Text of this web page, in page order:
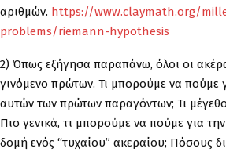
αριθμών. https://www.claymath.org/
problems/riemann-hypothesis
2) Όπως εξήγησα παραπάνω, όλοι οι
γινόμενο πρώτων. Τι μπορούμε να πούμε
αυτών των πρώτων παραγόντων; Τι
Πιο γενικά, τι μπορούμε να πούμε για
δομή ενός “τυχαίου” ακεραίου; Πόσους